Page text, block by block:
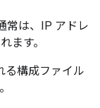
常は、IP アドレ
ます。
る構成ファイル